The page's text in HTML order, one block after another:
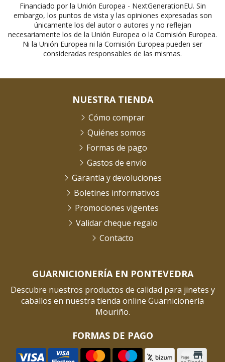
Financiado por la Unión Europea - NextGenerationEU. Sin
embargo, los puntos de vista y las opiniones expresadas son
únicamente los del autor o autores y no reflejan
necesariamente los de la Unión Europea o la Comisión Europea.
Ni la Unión Europea ni la Comisión Europea pueden ser
consideradas responsables de las mismas.
GUARNICIONERÍA EN PONTEVEDRA
Descubre nuestros productos de calidad para jinetes y
caballos en nuestra tienda online Guarnicionería
Mouriño.
FORMAS DE PAGO
NUESTRA TIENDA
Cómo comprar
Quiénes somos
Formas de pago
Gastos de envío
Garantía y devoluciones
Boletines informativos
Promociones vigentes
Validar cheque regalo
Contacto